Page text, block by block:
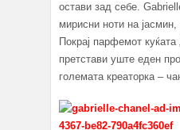
остави зад себе.
мирисни ноти на јасмин,
Покрај парфемот
претстави уште еден
големата креаторка –